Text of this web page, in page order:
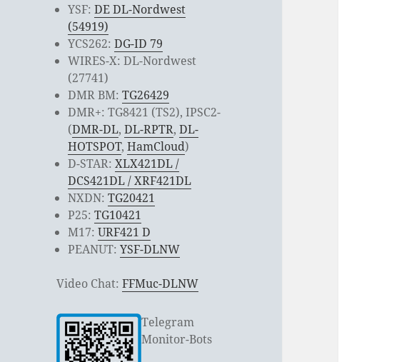
YSF:DE DL-Nordwest
(54919)
YCS262:DG-ID 79
WIRES-X: DL-Nordwest
(27741)
DMR BM:TG26429
DMR+: TG8421 (TS2), IPSC2-
(DMR-DL,DL-RPTR,DL-
HOTSPOT,HamCloud)
D-STAR:XLX421DL /
DCS421DL / XRF421DL
NXDN:TG20421
P25:TG10421
M17:URF421 D
PEANUT:YSF-DLNW
Video Chat:FFMuc-DLNW
Telegram
Monitor-Bots